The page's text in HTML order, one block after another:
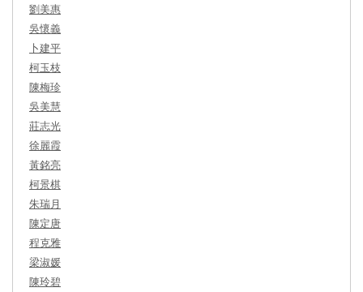
劉美惠
吳懷義
卜建平
柯玉枝
陳梅珍
吳美慧
莊志光
徐麗霞
黃銘亮
柯景棋
朱瑞月
陳定唐
程克雅
梁淑媛
陳玲碧